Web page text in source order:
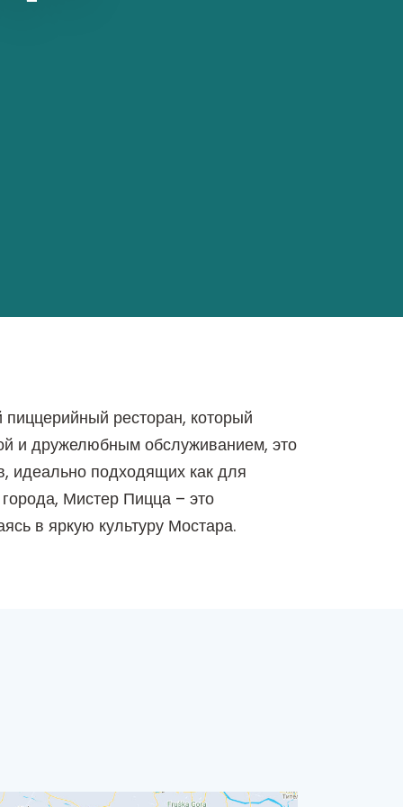
ресторан, который
и дружелюбным обслуживанием, это
идеально подходящих как для
Мистер Пицца – это
в яркую культуру Мостара.